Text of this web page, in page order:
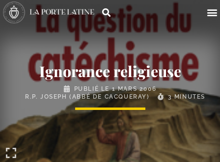
Ignorance religieuse
PUBLIÉ LE1 MARS 2006
R.P. JOSEPH (ABBÉ DE CACQUERAY)
3 MINUTES